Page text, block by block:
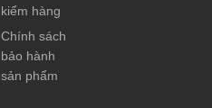
kiểm hàng
Chính sách
bảo hành
sản phẩm